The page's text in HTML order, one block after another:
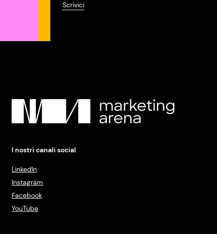
Scrivici
I nostri canali social
LinkedIn
Instagram
Facebook
YouTube